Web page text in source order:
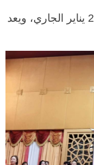
ويحل عيد الربيع الصيني هذا العام في 29 يناير الجاري، ويعد